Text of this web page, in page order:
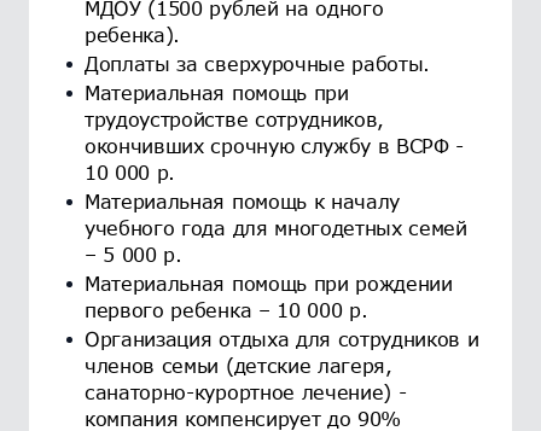
МДОУ (1500 рублей на одного
ребенка).
Доплаты за сверхурочные работы.
Материальная помощь при
трудоустройстве сотрудников,
окончивших срочную службу в ВСРФ -
10 000 р.
Материальная помощь к началу
учебного года для многодетных семей
– 5 000 р.
Материальная помощь при рождении
первого ребенка – 10 000 р.
Организация отдыха для сотрудников и
членов семьи (детские лагеря,
санаторно-курортное лечение) -
компания компенсирует до 90%